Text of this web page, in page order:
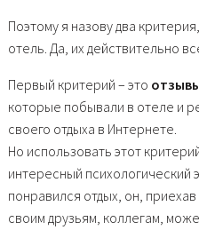
Поэтому я назову два
отель. Да, их действительно
Первый критерий – это
которые побывали в отеле и
своего отдыха в Интернете.
Но использовать этот
интересный психологический
понравился отдых, он,
своим друзьям, коллегам,